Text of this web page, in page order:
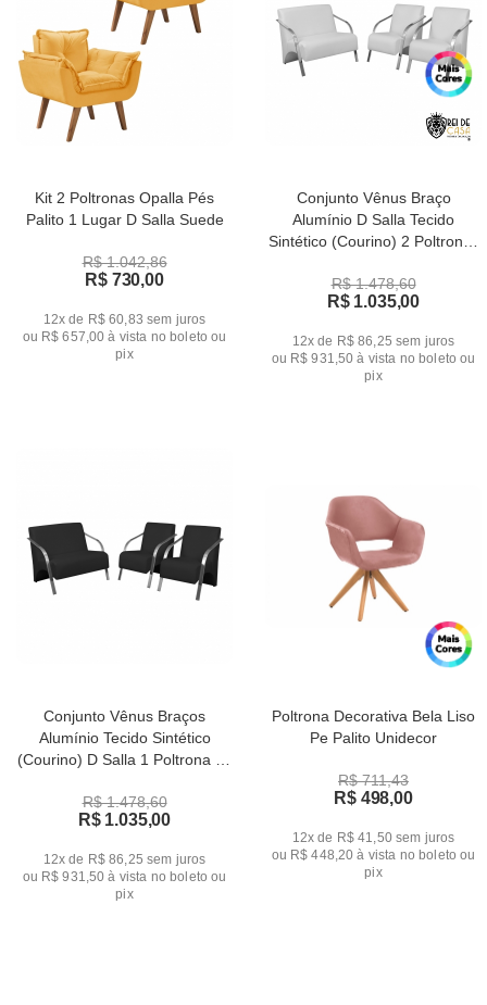
Kit 2 Poltronas Opalla Pés
Palito 1 Lugar D Salla Suede
R$ 1.042,86
R$ 730,00
12x de R$ 60,83 sem juros
ou R$ 657,00 à vista no boleto ou
pix
Conjunto Vênus Braço
Alumínio D Salla Tecido
Sintético (Courino) 2 Poltronas
R$ 1.478,60
R$ 1.035,00
12x de R$ 86,25 sem juros
ou R$ 931,50 à vista no boleto ou
pix
Conjunto Vênus Braços
Alumínio Tecido Sintético
(Courino) D Salla 1 Poltrona de
R$ 1.478,60
R$ 1.035,00
12x de R$ 86,25 sem juros
ou R$ 931,50 à vista no boleto ou
pix
Poltrona Decorativa Bela Liso
Pe Palito Unidecor
R$ 711,43
R$ 498,00
12x de R$ 41,50 sem juros
ou R$ 448,20 à vista no boleto ou
pix